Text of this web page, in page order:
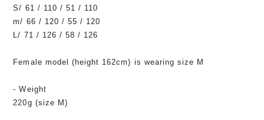
S/ 61 / 110 / 51 / 110
m/ 66 / 120 / 55 / 120
L/ 71 / 126 / 58 / 126
Female model (height 162cm) is wearing size M
- Weight
220g (size M)